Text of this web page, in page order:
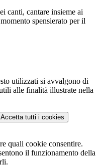
canti, cantare insieme ai
spensierato per il
utilizzati si avvalgono di
alle finalità illustrate nella
Accetta tutti i cookies
quali cookie consentire.
il funzionamento della